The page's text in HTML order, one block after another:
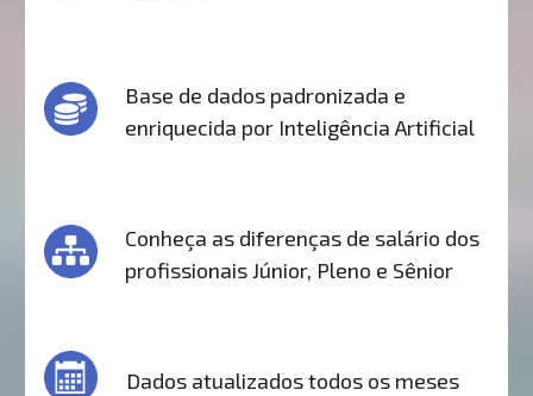
Base de dados padronizada e
enriquecida por Inteligência Artificial
Conheça as diferenças de salário dos
profissionais Júnior, Pleno e Sênior
Dados atualizados todos os meses